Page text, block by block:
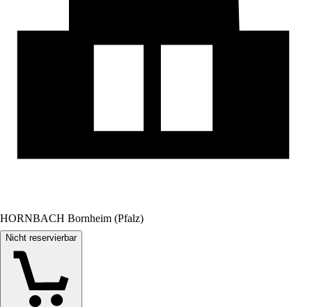
HORNBACH Bornheim (Pfalz)
Nicht reservierbar